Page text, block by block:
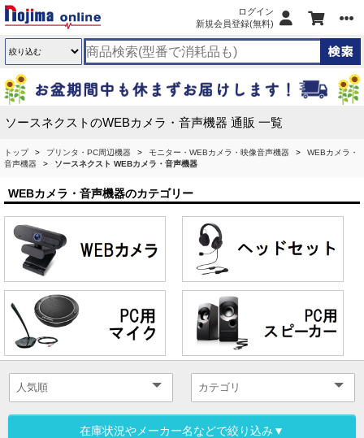
ログイン
新規会員登録(無料)
ソースネクストのWEBカメラ・音声機器 通販 一覧
トップ プリンタ・PC周辺機器 モニター・WEBカメラ・映像音声機器
WEBカメラ・
音声機器
ソースネクスト WEBカメラ・音声機器
WEBカメラ・音声機器のカテゴリー
在庫状況やメーカー名などで絞り込み▼